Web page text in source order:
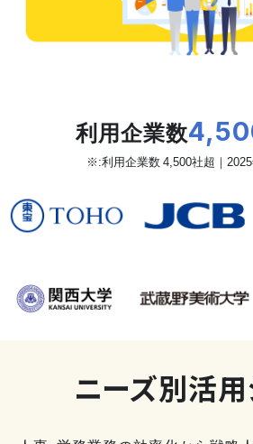
利用企業数
※:利用企業数 4,500社超｜
ニーズ別活